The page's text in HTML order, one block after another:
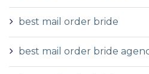
best mail order bride
best mail order bride